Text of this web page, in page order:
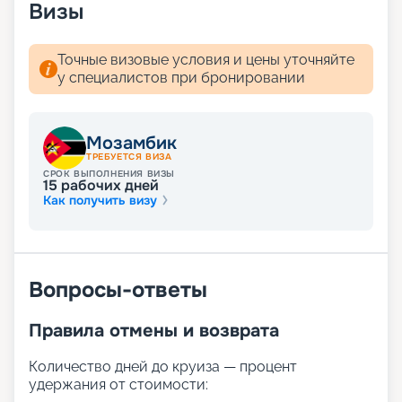
Визы
Точные визовые условия и цены уточняйте
у специалистов при бронировании
Мозамбик
ТРЕБУЕТСЯ ВИЗА
СРОК ВЫПОЛНЕНИЯ ВИЗЫ
15 рабочих дней
Как получить визу
Вопросы-ответы
Правила отмены и возврата
Количество дней до круиза — процент
удержания от стоимости: